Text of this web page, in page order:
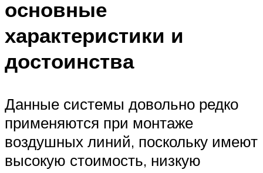
основные
характеристики и
достоинства
Данные системы довольно редко
применяются при монтаже
воздушных линий, поскольку имеют
высокую стоимость, низкую